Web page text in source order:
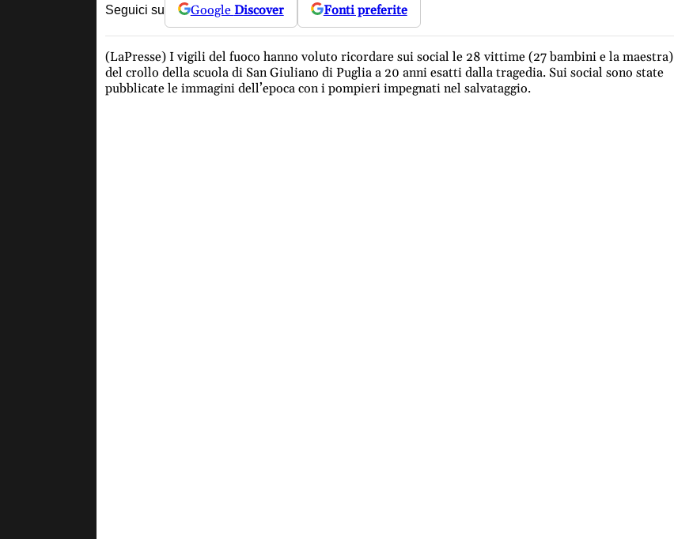
Seguici su Google Discover Fonti preferite
(LaPresse) I vigili del fuoco hanno voluto ricordare sui social le 28 vittime (27 bambini e la maestra)
del crollo della scuola di San Giuliano di Puglia a 20 anni esatti dalla tragedia. Sui social sono state
pubblicate le immagini dell’epoca con i pompieri impegnati nel salvataggio.